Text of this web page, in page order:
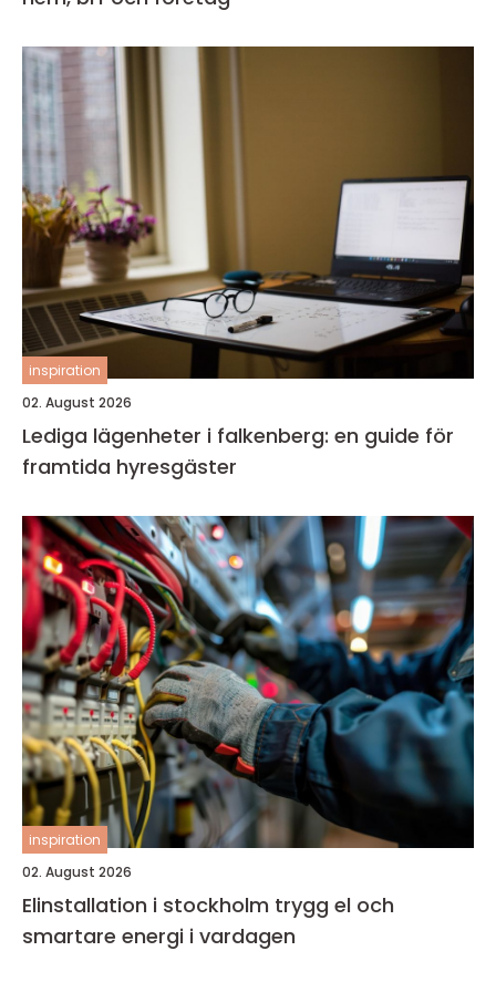
inspiration
02. August 2026
Lediga lägenheter i falkenberg: en guide för
framtida hyresgäster
inspiration
02. August 2026
Elinstallation i stockholm trygg el och
smartare energi i vardagen